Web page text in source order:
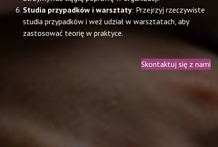
Studia przypadków i warsztaty: Przejrzyj rzeczywiste
studia przypadków i weź udział w warsztatach, aby
zastosować teorię w praktyce.
Skontaktuj się z nami